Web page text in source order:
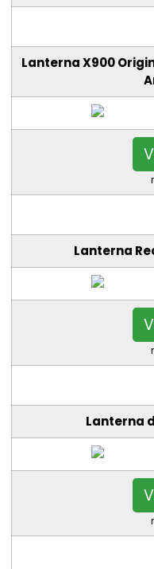
Lanterna X900
Lanterna
Lanterna